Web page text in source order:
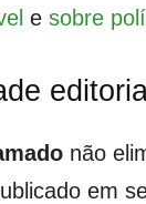
e sobre
não
em